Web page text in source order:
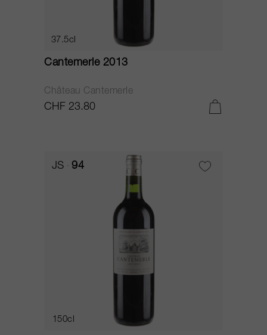
37.5cl
Cantemerle 2013
Château Cantemerle
CHF 23.80
JS 94
150cl